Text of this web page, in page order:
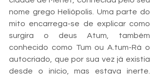
nome grego Heliópolis. Uma parte do
mito encarrega-se de explicar como
surgira o deus Atum, também
conhecido como Tum ou A.tum-Rá o
autocriado, que por sua vez já existia
desde o início, mas estava inerte.